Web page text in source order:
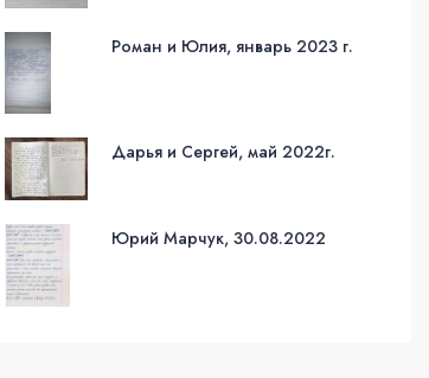
Роман и Юлия, январь 2023 г.
Дарья и Сергей, май 2022г.
Юрий Марчук, 30.08.2022